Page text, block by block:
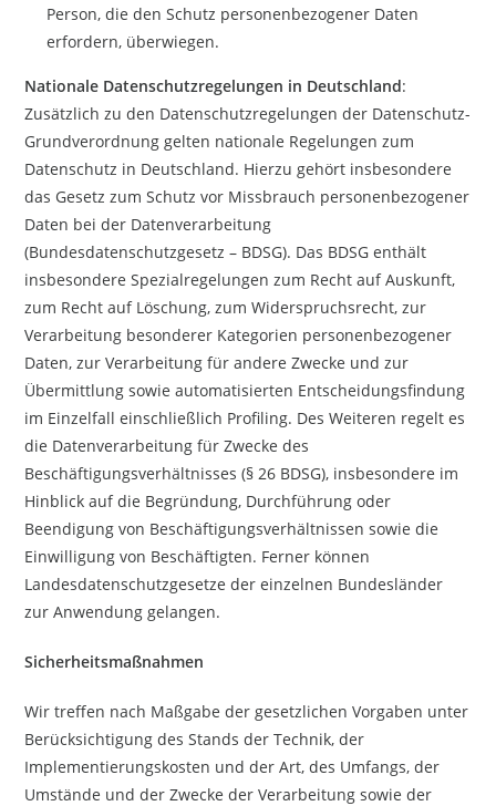
Person, die den Schutz personenbezogener Daten
erfordern, überwiegen.
Nationale Datenschutzregelungen in Deutschland:
Zusätzlich zu den Datenschutzregelungen der Datenschutz-
Grundverordnung gelten nationale Regelungen zum
Datenschutz in Deutschland. Hierzu gehört insbesondere
das Gesetz zum Schutz vor Missbrauch personenbezogener
Daten bei der Datenverarbeitung
(Bundesdatenschutzgesetz – BDSG). Das BDSG enthält
insbesondere Spezialregelungen zum Recht auf Auskunft,
zum Recht auf Löschung, zum Widerspruchsrecht, zur
Verarbeitung besonderer Kategorien personenbezogener
Daten, zur Verarbeitung für andere Zwecke und zur
Übermittlung sowie automatisierten Entscheidungsfindung
im Einzelfall einschließlich Profiling. Des Weiteren regelt es
die Datenverarbeitung für Zwecke des
Beschäftigungsverhältnisses (§ 26 BDSG), insbesondere im
Hinblick auf die Begründung, Durchführung oder
Beendigung von Beschäftigungsverhältnissen sowie die
Einwilligung von Beschäftigten. Ferner können
Landesdatenschutzgesetze der einzelnen Bundesländer
zur Anwendung gelangen.
Sicherheitsmaßnahmen
Wir treffen nach Maßgabe der gesetzlichen Vorgaben unter
Berücksichtigung des Stands der Technik, der
Implementierungskosten und der Art, des Umfangs, der
Umstände und der Zwecke der Verarbeitung sowie der